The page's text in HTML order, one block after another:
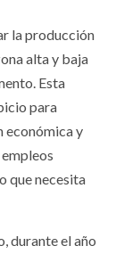
la producción
alta y baja
Esta
para
económica y
que necesita
durante el año